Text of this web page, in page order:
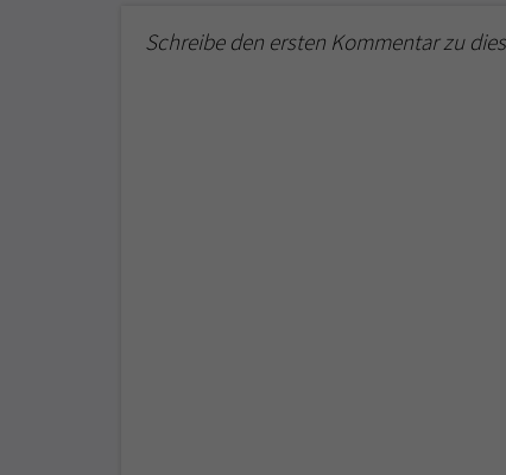
Schreibe den ersten Kommentar zu